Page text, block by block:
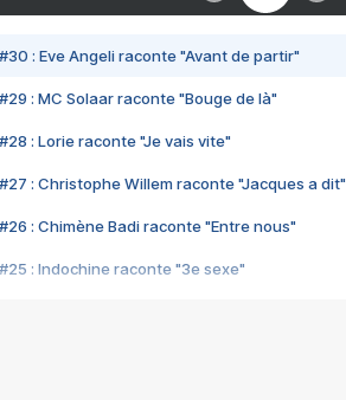
#30 : Eve Angeli raconte "Avant de partir"
#29 : MC Solaar raconte "Bouge de là"
#28 : Lorie raconte "Je vais vite"
#27 : Christophe Willem raconte "Jacques a dit"
#26 : Chimène Badi raconte "Entre nous"
#25 : Indochine raconte "3e sexe"